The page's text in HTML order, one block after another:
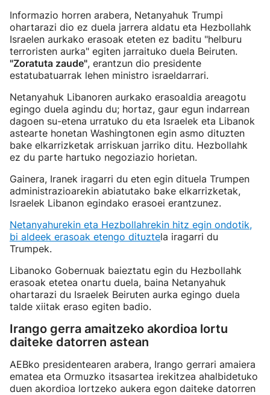
Informazio horren arabera, Netanyahuk Trumpi
ohartarazi dio ez duela jarrera aldatu eta Hezbollahk
Israelen aurkako erasoak eteten ez baditu "helburu
terroristen aurka" egiten jarraituko duela Beiruten.
"Zoratuta zaude", erantzun dio presidente
estatubatuarrak lehen ministro israeldarrari.
Netanyahuk Libanoren aurkako erasoaldia areagotu
egingo duela agindu du; hortaz, gaur egun indarrean
dagoen su-etena urratuko du eta Israelek eta Libanok
astearte honetan Washingtonen egin asmo dituzten
bake elkarrizketak arriskuan jarriko ditu. Hezbollahk
ez du parte hartuko negoziazio horietan.
Gainera, Iranek iragarri du eten egin dituela Trumpen
administrazioarekin abiatutako bake elkarrizketak,
Israelek Libanon egindako erasoei erantzunez.
Netanyahurekin eta Hezbollahrekin hitz egin ondotik,
bi aldeek erasoak etengo dituztela iragarri du
Trumpek.
Libanoko Gobernuak baieztatu egin du Hezbollahk
erasoak etetea onartu duela, baina Netanyahuk
ohartarazi du Israelek Beiruten aurka egingo duela
talde xiitak eraso egiten badio.
Irango gerra amaitzeko akordioa lortu
daiteke datorren astean
AEBko presidentearen arabera, Irango gerrari amaiera
ematea eta Ormuzko itsasartea irekitzea ahalbidetuko
duen akordioa lortzeko aukera egon daiteke datorren